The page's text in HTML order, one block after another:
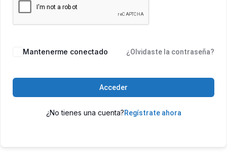
Mantenerme conectado ¿Olvidaste la contraseña?
Acceder
¿No tienes una cuenta?Regístrate ahora